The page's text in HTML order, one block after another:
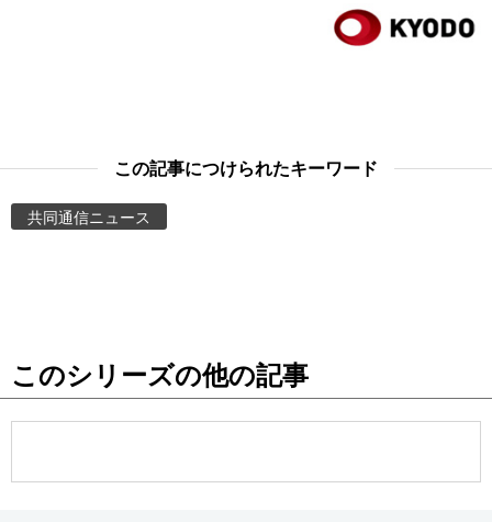
スポーツ・東京2020
Images
この記事につけられたキーワード
共同通信ニュース
このシリーズの他の記事